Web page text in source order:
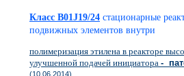
Класс B01J19/24 стационарные
подвижных элементов внутри
полимеризация этилена в реакторе
улучшенной подачей инициатора -
(10.06.2014)